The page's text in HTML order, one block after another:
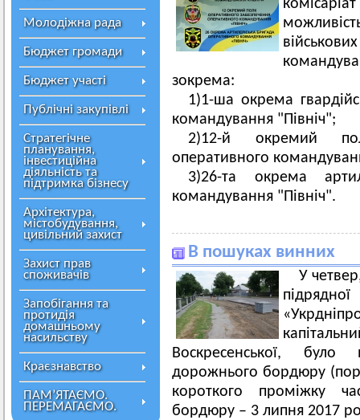
Молодіжна рада
Бюджет громади
Бюджет участі
Публічні закупівлі
Стратегічне
планування,
інвестиційна
діяльність та
підтримка бізнесу
Архітектура,
містобудування,
цивільний захист
Захист прав
споживачів
Запобігання та
протидія
домашньому
насильству
Краєзнавство
ПАМ’ЯТАЄМО.
ПЕРЕМАГАЄМО.
зокрема:
1)1-ша окрема
командування "Північ";
2)12-й окремий
оперативного
3)26-та окрема
командування "Північ".
В пошуках винних
У
Воскресенської, було
дорожнього бордюру
короткого проміжку
бордюру – 3 липня 2017